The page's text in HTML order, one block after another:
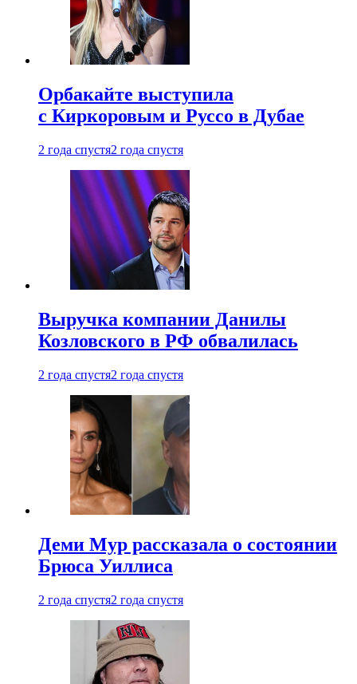
Орбакайте выступила
с Киркоровым и Руссо в Дубае
2 года спустя2 года спустя
Выручка компании Данилы
Козловского в РФ обвалилась
2 года спустя2 года спустя
Деми Мур рассказала о состоянии
Брюса Уиллиса
2 года спустя2 года спустя